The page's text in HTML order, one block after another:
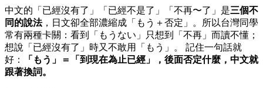
中文的「已經沒有了」「已經不是了」「不再〜了」是三個不
同的說法，日文卻全部濃縮成「もう＋否定」。所以台灣同學
常有兩種卡關：看到「もうない」只想到「不再」而讀不懂；
想說「已經沒有了」時又不敢用「もう」。 記住一句話就
好：
「もう」＝「到現在為止已經」，後面否定什麼，中文就
跟著換詞。